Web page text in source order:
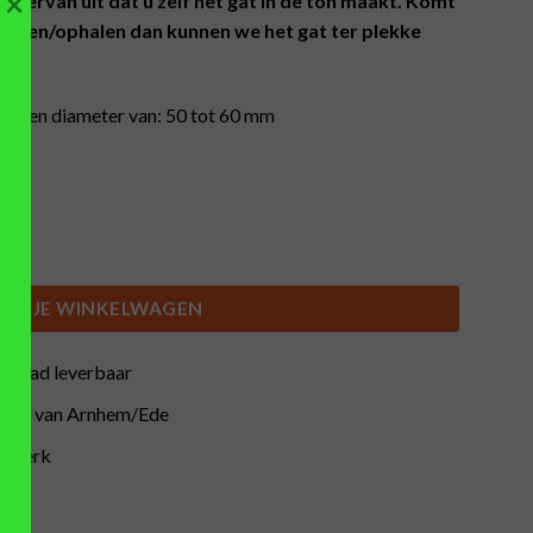
ophalen dan kunnen we het gat ter plekke
een diameter van: 50 tot 60 mm
- 60 mm zwart aantal
IN JE WINKELWAGEN
leverbaar
van Arnhem/Ede